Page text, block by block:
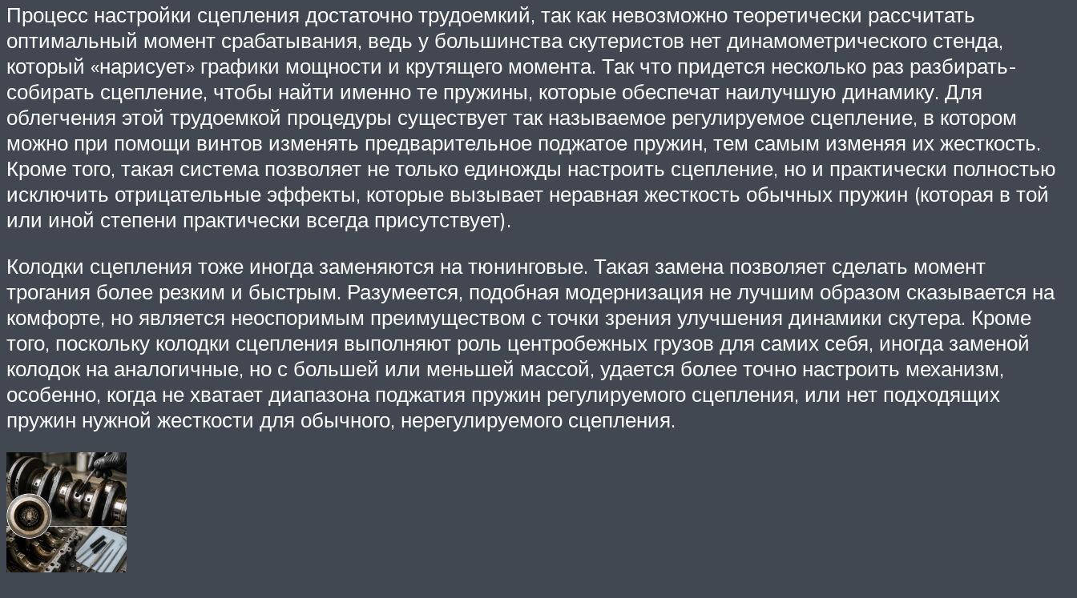
Процесс настройки сцепления достаточно трудоемкий, так как невозможно теоретически рассчитать
оптимальный момент срабатывания, ведь у большинства скутеристов нет динамометрического стенда,
который «нарисует» графики мощности и крутящего момента. Так что придется несколько раз разбирать-
собирать сцепление, чтобы найти именно те пружины, которые обеспечат наилучшую динамику. Для
облегчения этой трудоемкой процедуры существует так называемое регулируемое сцепление, в котором
можно при помощи винтов изменять предварительное поджатое пружин, тем самым изменяя их жесткость.
Кроме того, такая система позволяет не только единожды настроить сцепление, но и практически полностью
исключить отрицательные эффекты, которые вызывает неравная жесткость обычных пружин (которая в той
или иной степени практически всегда присутствует).
Колодки сцепления тоже иногда заменяются на тюнинговые. Такая замена позволяет сделать момент
трогания более резким и быстрым. Разумеется, подобная модернизация не лучшим образом сказывается на
комфорте, но является неоспоримым преимуществом с точки зрения улучшения динамики скутера. Кроме
того, поскольку колодки сцепления выполняют роль центробежных грузов для самих себя, иногда заменой
колодок на аналогичные, но с большей или меньшей массой, удается более точно настроить механизм,
особенно, когда не хватает диапазона поджатия пружин регулируемого сцепления, или нет подходящих
пружин нужной жесткости для обычного, нерегулируемого сцепления.